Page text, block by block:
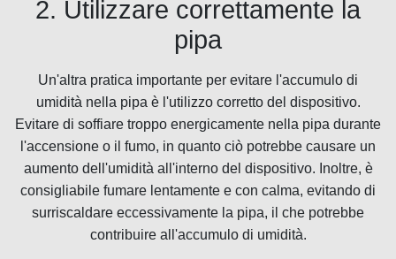
2. Utilizzare correttamente la
pipa
Un'altra pratica importante per evitare l'accumulo di
umidità nella pipa è l'utilizzo corretto del dispositivo.
Evitare di soffiare troppo energicamente nella pipa durante
l'accensione o il fumo, in quanto ciò potrebbe causare un
aumento dell'umidità all'interno del dispositivo. Inoltre, è
consigliabile fumare lentamente e con calma, evitando di
surriscaldare eccessivamente la pipa, il che potrebbe
contribuire all'accumulo di umidità.